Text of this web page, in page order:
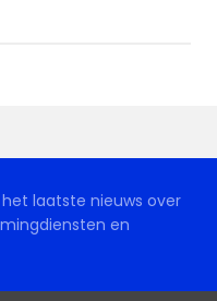
laatste nieuws over
en